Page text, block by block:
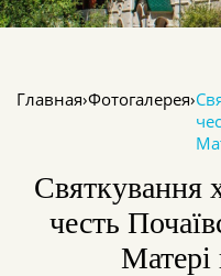
Главная›Фотогалерея›
Святкування
честь
Матері